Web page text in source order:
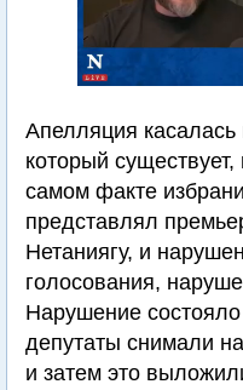
Апелляция
который
самом факте
представлял
Нетаниягу, и
голосования,
Нарушение
депутаты снимали
и затем это